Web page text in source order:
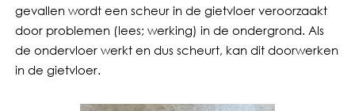
gevallen wordt een scheur in de gietvloer veroorzaakt
door problemen (lees; werking) in de ondergrond. Als
de ondervloer werkt en dus scheurt, kan dit doorwerken
in de gietvloer.